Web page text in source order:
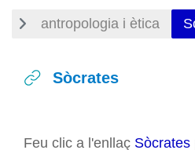
antropologia i ètica
Sòcrates
Feu clic a l'enllaç Sòcrates